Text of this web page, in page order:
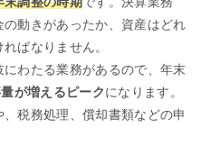
動きがあったか、資産はどれ
ばなりません。
わたる業務があるので、年末
が増えるピークになります。
税務処理、償却書類などの申